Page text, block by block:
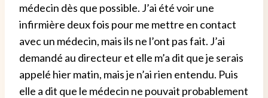
médecin dès que possible. J’ai été voir une
infirmière deux fois pour me mettre en contact
avec un médecin, mais ils ne l’ont pas fait. J’ai
demandé au directeur et elle m’a dit que je serais
appelé hier matin, mais je n’ai rien entendu. Puis
elle a dit que le médecin ne pouvait probablement